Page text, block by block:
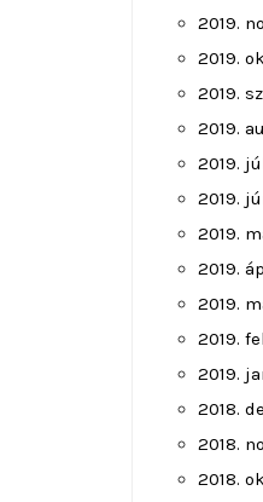
2019.
2019.
2019.
2019.
2019.
2019.
2019.
2019.
2019.
2019.
2019.
2018.
2018.
2018.